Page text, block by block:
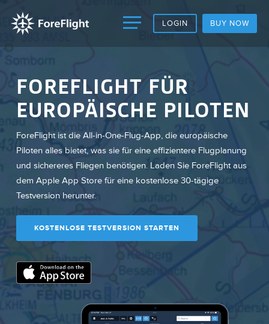
LOGIN BUY NOW
FOREFLIGHT FÜR
EUROPÄISCHE PILOTEN
ForeFlight ist die All-in-One-Flug-App, die europäische
Piloten alles bietet, was sie für eine effizientere Flugplanung
und sichereres Fliegen benötigen. Laden Sie ForeFlight aus
dem Apple App Store für eine kostenlose 30-tägige
Testversion herunter.
KOSTENLOSE TESTVERSION STARTEN